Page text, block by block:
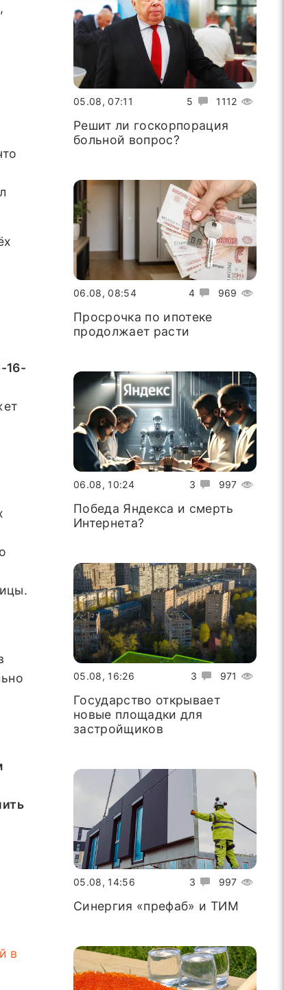
16-
в
5 1112
05.08, 07:11
Решит ли госкорпорация
больной вопрос?
4 969
06.08, 08:54
Просрочка по ипотеке
продолжает расти
3 997
06.08, 10:24
Победа Яндекса и смерть
Интернета?
3 971
05.08, 16:26
Государство открывает
новые площадки для
застройщиков
3 997
05.08, 14:56
Синергия «префаб» и ТИМ